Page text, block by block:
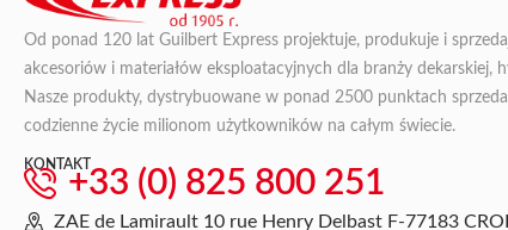
Od ponad 120 lat Guilbert Express projektuje, produkuje i
akcesoriów i materiałów eksploatacyjnych dla branży dekarskiej,
Nasze produkty, dystrybuowane w ponad 2500 punktach
codzienne życie milionom użytkowników na całym świecie.
KONTAKT
+33 (0) 825 800 251
ZAE de Lamirault 10 rue Henry Delbast F-77183